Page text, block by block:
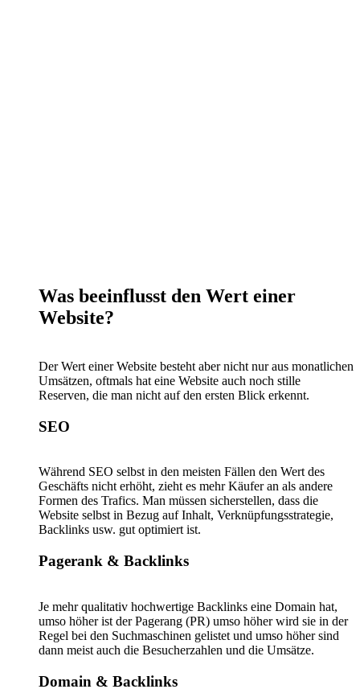
Was beeinflusst den Wert einer
Website?
Der Wert einer Website besteht aber nicht nur aus monatlichen
Umsätzen, oftmals hat eine Website auch noch stille
Reserven, die man nicht auf den ersten Blick erkennt.
SEO
Während SEO selbst in den meisten Fällen den Wert des
Geschäfts nicht erhöht, zieht es mehr Käufer an als andere
Formen des Trafics. Man müssen sicherstellen, dass die
Website selbst in Bezug auf Inhalt, Verknüpfungsstrategie,
Backlinks usw. gut optimiert ist.
Pagerank & Backlinks
Je mehr qualitativ hochwertige Backlinks eine Domain hat,
umso höher ist der Pagerang (PR) umso höher wird sie in der
Regel bei den Suchmaschinen gelistet und umso höher sind
dann meist auch die Besucherzahlen und die Umsätze.
Domain & Backlinks